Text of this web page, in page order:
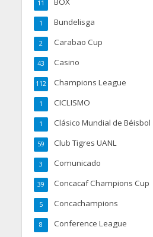
11
Bundelisga
1
Carabao Cup
2
Casino
43
Champions League
112
CICLISMO
1
Clásico Mundial de Béisbol
1
Club Tigres UANL
59
Comunicado
3
Concacaf Champions Cup
39
Concachampions
5
Conference League
8